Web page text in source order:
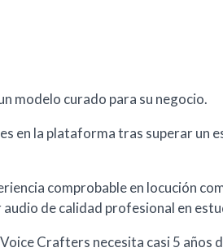
modelo curado para su negocio.
en la plataforma tras superar un
comprobable en locución
de calidad profesional en
Crafters necesita casi 5 años